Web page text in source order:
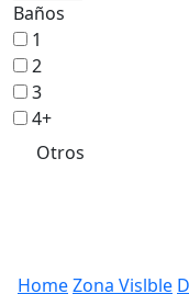
Baños
1
2
3
4+
Otros
HomeZona Vislble